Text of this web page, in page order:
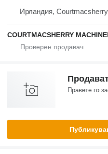
Ирландия, Courtmacsherry
COURTMACSHERRY
Правете го